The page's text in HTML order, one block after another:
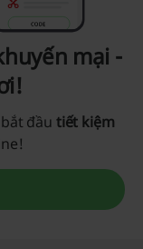
mại -
đầu tiết kiệm